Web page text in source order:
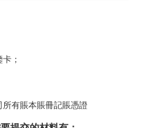
；
所有賬本賬冊記賬憑證